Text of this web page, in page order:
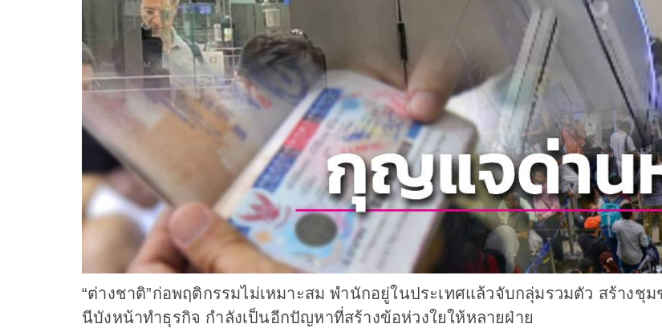
“ต่างชาติ”ก่อพฤติกรรมไม่เหมาะสม พำนักอยู่ในประเทศแล้วจับกลุ่มรวมตัว สร้าง
นีบังหน้าทำธุรกิจ กำลังเป็นอีกปัญหาที่สร้างข้อห่วงใยให้หลายฝ่าย